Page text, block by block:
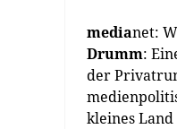
medianet:
Drumm:
der
kleines